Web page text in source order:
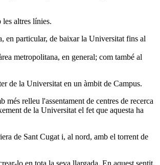
altres línies.
en particular, de baixar la Universitat fins al
metropolitana, en general; com també al
de la Universitat en un àmbit de Campus.
relleu l'assentament de centres de recerca
de la Universitat el fet que aquesta ha
de Sant Cugat i, al nord, amb el torrent de